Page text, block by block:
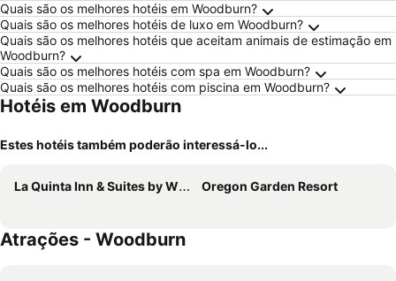
Quais são os melhores hotéis em Woodburn?
Quais são os melhores hotéis de luxo em Woodburn?
Quais são os melhores hotéis que aceitam animais de estimação em
Woodburn?
Quais são os melhores hotéis com spa em Woodburn?
Quais são os melhores hotéis com piscina em Woodburn?
Hotéis em Woodburn
Estes hotéis também poderão interessá-lo...
La Quinta Inn & Suites by Wyndham Woodburn Oregon Garden Resort
Atrações - Woodburn